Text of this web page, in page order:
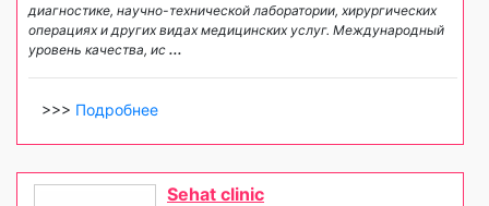
диагностике, научно-технической лаборатории, хирургических
операциях и других видах медицинских услуг. Международный
уровень качества, ис ...
>>> Подробнее
Sehat clinic